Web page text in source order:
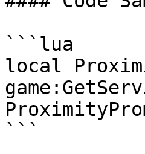
```lua
local
```